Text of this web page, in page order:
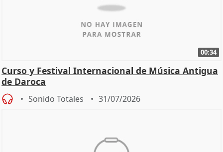
00:34
Curso y Festival Internacional de Música Antigua
de Daroca
Sonido Totales 31/07/2026